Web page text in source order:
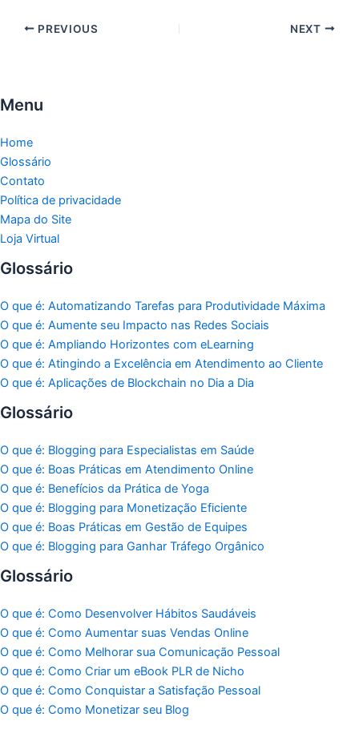
PREVIOUS NEXT
Menu
Home
Glossário
Contato
Política de privacidade
Mapa do Site
Loja Virtual
Glossário
O que é: Automatizando Tarefas para Produtividade Máxima
O que é: Aumente seu Impacto nas Redes Sociais
O que é: Ampliando Horizontes com eLearning
O que é: Atingindo a Excelência em Atendimento ao Cliente
O que é: Aplicações de Blockchain no Dia a Dia
Glossário
O que é: Blogging para Especialistas em Saúde
O que é: Boas Práticas em Atendimento Online
O que é: Benefícios da Prática de Yoga
O que é: Blogging para Monetização Eficiente
O que é: Boas Práticas em Gestão de Equipes
O que é: Blogging para Ganhar Tráfego Orgânico
Glossário
O que é: Como Desenvolver Hábitos Saudáveis
O que é: Como Aumentar suas Vendas Online
O que é: Como Melhorar sua Comunicação Pessoal
O que é: Como Criar um eBook PLR de Nicho
O que é: Como Conquistar a Satisfação Pessoal
O que é: Como Monetizar seu Blog